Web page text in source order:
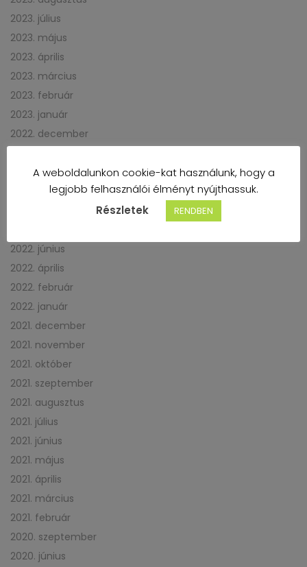
2023. július
2023. május
2023. április
2023. március
2023. február
2023. január
2022. december
2022. október
2022. szeptember
2022. június
2022. április
2022. február
2022. január
2021. december
2021. november
2021. október
2021. szeptember
2021. augusztus
2021. július
2021. június
2021. május
2021. április
2021. március
2021. február
2020. szeptember
2020. június
A weboldalunkon cookie-kat használunk, hogy a
legjobb felhasználói élményt nyújthassuk.
Részletek
RENDBEN